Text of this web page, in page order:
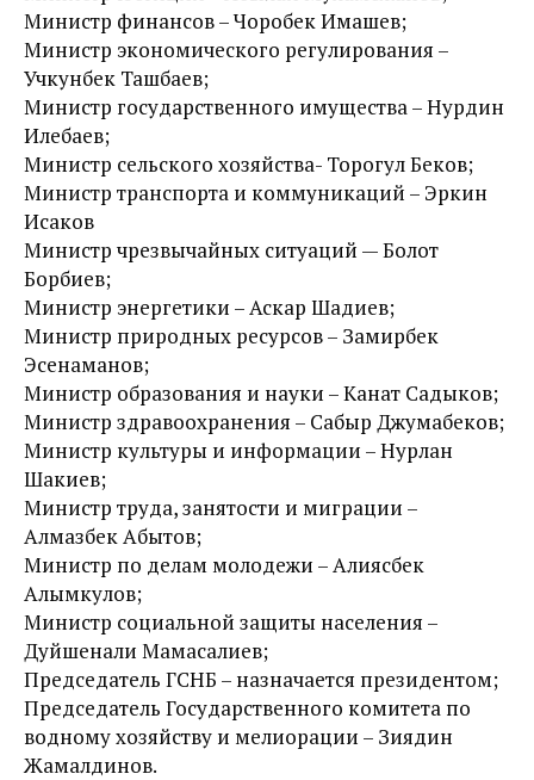
Министр финансов – Чоробек Имашев;
Министр экономического регулирования –
Учкунбек Ташбаев;
Министр государственного имущества – Нурдин
Илебаев;
Министр сельского хозяйства- Торогул Беков;
Министр транспорта и коммуникаций – Эркин
Исаков
Министр чрезвычайных ситуаций — Болот
Борбиев;
Министр энергетики – Аскар Шадиев;
Министр природных ресурсов – Замирбек
Эсенаманов;
Министр образования и науки – Канат Садыков;
Министр здравоохранения – Сабыр Джумабеков;
Министр культуры и информации – Нурлан
Шакиев;
Министр труда, занятости и миграции –
Алмазбек Абытов;
Министр по делам молодежи – Алиясбек
Алымкулов;
Министр социальной защиты населения –
Дуйшенали Мамасалиев;
Председатель ГСНБ – назначается президентом;
Председатель Государственного комитета по
водному хозяйству и мелиорации – Зиядин
Жамалдинов.